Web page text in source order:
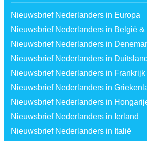
Nieuwsbrief Nederlanders in Europa
Nieuwsbrief Nederlanders in België &
Nieuwsbrief Nederlanders in
Nieuwsbrief Nederlanders in Duitsland
Nieuwsbrief Nederlanders in Frankrijk
Nieuwsbrief Nederlanders in
Nieuwsbrief Nederlanders in
Nieuwsbrief Nederlanders in Ierland
Nieuwsbrief Nederlanders in Italië